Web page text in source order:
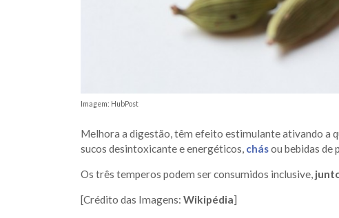
Imagem: HubPost
Melhora a digestão, têm efeito estimulante ativando a
sucos desintoxicante e energéticos, chásou bebidas de
Os três temperos podem ser consumidos inclusive,
[Crédito das Imagens: Wikipédia]